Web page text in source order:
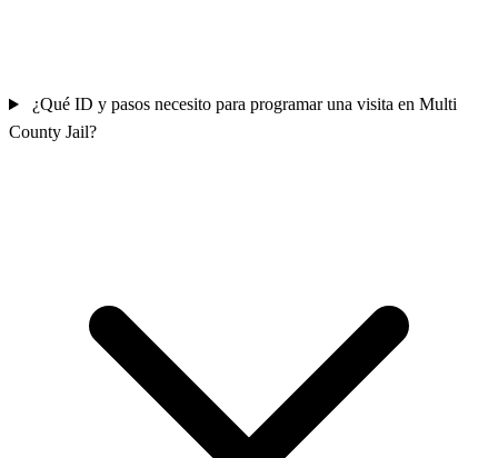
¿Qué ID y pasos necesito para programar una visita en Multi
County Jail?